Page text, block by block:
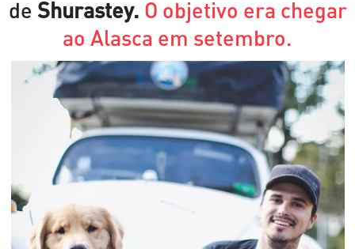
de Shurastey. O objetivo era chegar
ao Alasca em setembro.